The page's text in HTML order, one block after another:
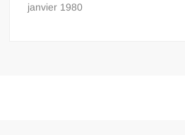
janvier 1980